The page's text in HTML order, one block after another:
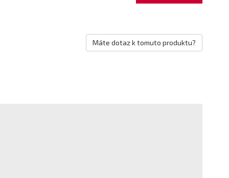
Máte dotaz k tomuto produktu?